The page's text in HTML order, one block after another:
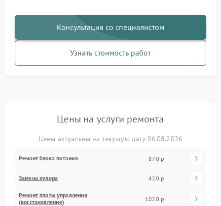
Консультация со специалистом
Узнать стоимость работ
Цены на услуги ремонта
Цены актуальны на текущую дату 06.08.2026
Ремонт блока питания 870 р
Замена кулера 420 р
Ремонт платы управления
(восстановление)
1020 р